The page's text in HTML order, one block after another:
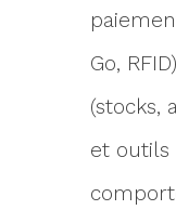
Go,
(stocks,
et outils